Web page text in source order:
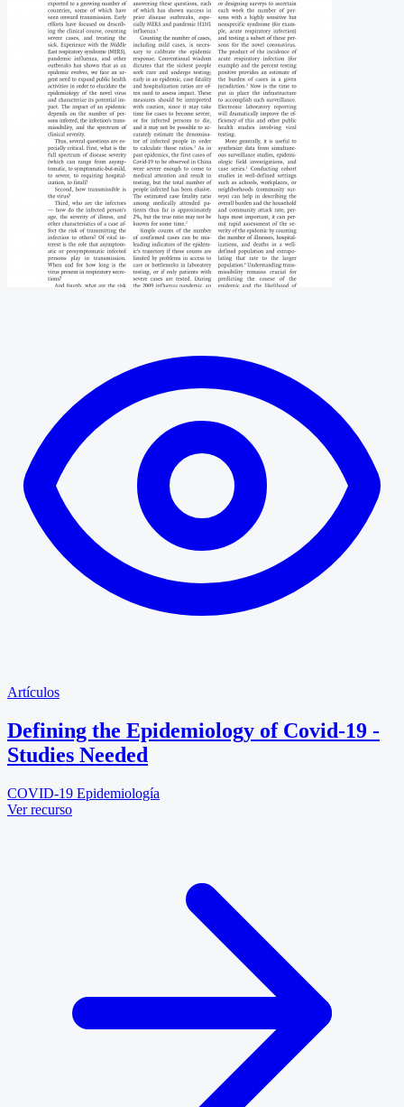
Artículos
Defining the Epidemiology of Covid-19 -
Studies Needed
COVID-19 Epidemiología
Ver recurso